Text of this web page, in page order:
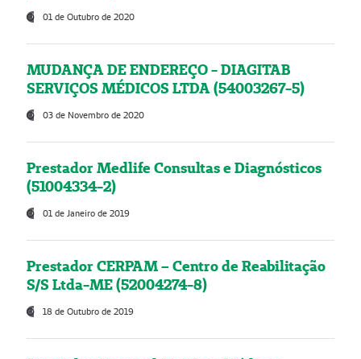
01 de Outubro de 2020
MUDANÇA DE ENDEREÇO - DIAGITAB
SERVIÇOS MÉDICOS LTDA (54003267-5)
03 de Novembro de 2020
Prestador Medlife Consultas e Diagnósticos
(51004334-2)
01 de Janeiro de 2019
Prestador CERPAM – Centro de Reabilitação
S/S Ltda-ME (52004274-8)
18 de Outubro de 2019